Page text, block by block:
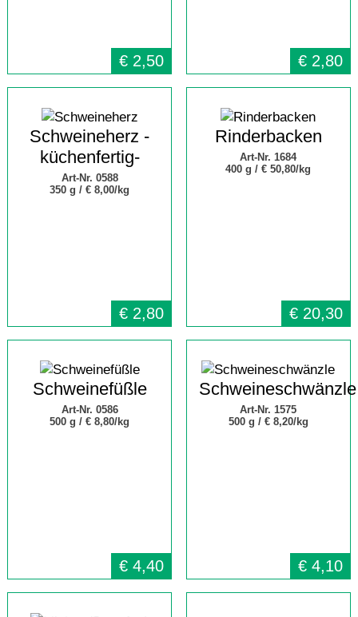
€ 2,50 € 2,80
Schweineherz -
küchenfertig-
Art-Nr. 0588
350 g / € 8,00/kg
€ 2,80
Rinderbacken
Art-Nr. 1684
400 g /€ 50,80/kg
€ 20,30
Schweinefüßle
Art-Nr. 0586
500 g / € 8,80/kg
€ 4,40
Schweineschwänzle
Art-Nr. 1575
500 g / € 8,20/kg
€ 4,10